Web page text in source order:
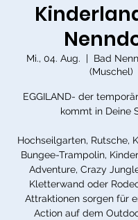
Mi., 04. Aug.
  |
Bad
(Muschel)
EGGILAND- der
kommt in Deine
Hochseilgarten, Rutsche,
Bungee-Trampolin,
Adventure, Crazy
Kletterwand oder
Attraktionen sorgen für
Action auf dem